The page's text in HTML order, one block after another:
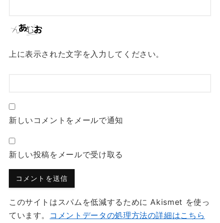
上に表示された文字を入力してください。
新しいコメントをメールで通知
新しい投稿をメールで受け取る
このサイトはスパムを低減するために Akismet を使っ
ています。 コメントデータの処理方法の詳細はこちら